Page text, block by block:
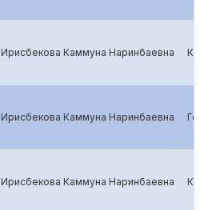
Ирисбекова Каммуна Наринбаевна
Ирисбекова Каммуна Наринбаевна
Ирисбекова Каммуна Наринбаевна